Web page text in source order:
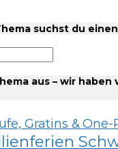
suchst du
aus – wir
Gratins & One-